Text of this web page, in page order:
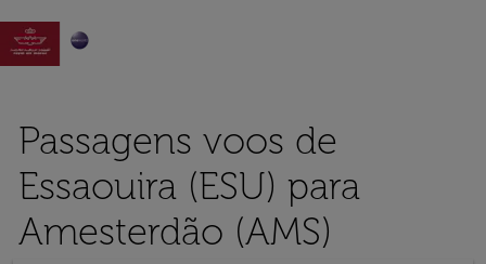

Passagens voos de
Essaouira (ESU) para
Amesterdão (AMS)